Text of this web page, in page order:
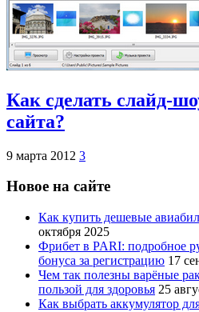
Как сделать слайд-
сайта?
9 марта 2012 3
Новое на сайте
Как купить дешевые
октября 2025
Фрибет в PARI: подробное
бонуса за регистрацию 17
Чем так полезны варёные
пользой для здоровья 25
Как выбрать аккумулятор